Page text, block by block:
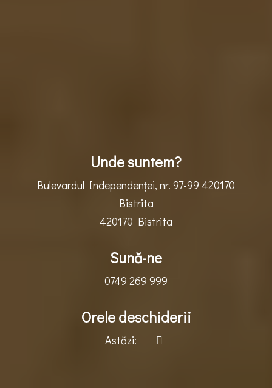
Unde suntem?
Bulevardul Independenţei, nr. 97-99 420170
Bistrita
420170 Bistrita
Sună-ne
0749 269 999
Orele deschiderii
Astăzi: